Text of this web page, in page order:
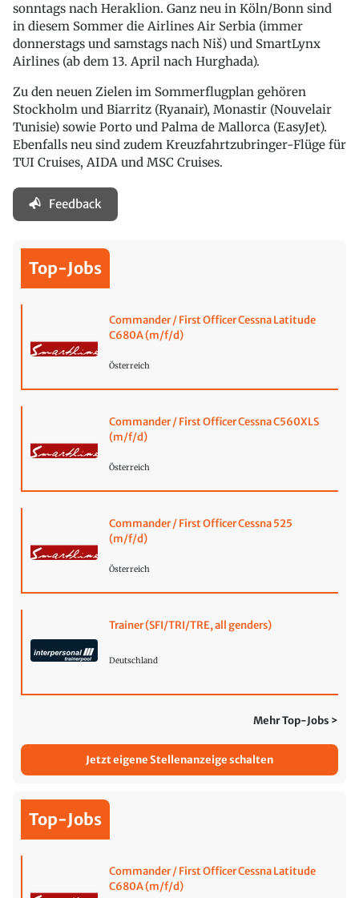
sonntags nach Heraklion. Ganz neu in Köln/Bonn sind
in diesem Sommer die Airlines Air Serbia (immer
donnerstags und samstags nach Niš) und SmartLynx
Airlines (ab dem 13. April nach Hurghada).
Zu den neuen Zielen im Sommerflugplan gehören
Stockholm und Biarritz (Ryanair), Monastir (Nouvelair
Tunisie) sowie Porto und Palma de Mallorca (EasyJet).
Ebenfalls neu sind zudem Kreuzfahrtzubringer-Flüge für
TUI Cruises, AIDA und MSC Cruises.
Feedback
Top-Jobs
Commander / First Officer Cessna Latitude
C680A (m/f/d)
Österreich
Commander / First Officer Cessna C560XLS
(m/f/d)
Österreich
Commander / First Officer Cessna 525
(m/f/d)
Österreich
Trainer (SFI/TRI/TRE, all genders)
Deutschland
Mehr Top-Jobs >
Jetzt eigene Stellenanzeige schalten
Top-Jobs
Commander / First Officer Cessna Latitude
C680A (m/f/d)